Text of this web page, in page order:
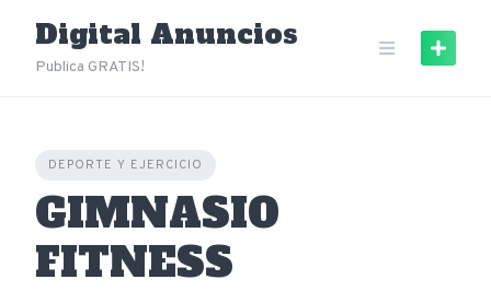
content
Digital Anuncios
Publica GRATIS!
DEPORTE Y EJERCICIO
GIMNASIO
FITNESS